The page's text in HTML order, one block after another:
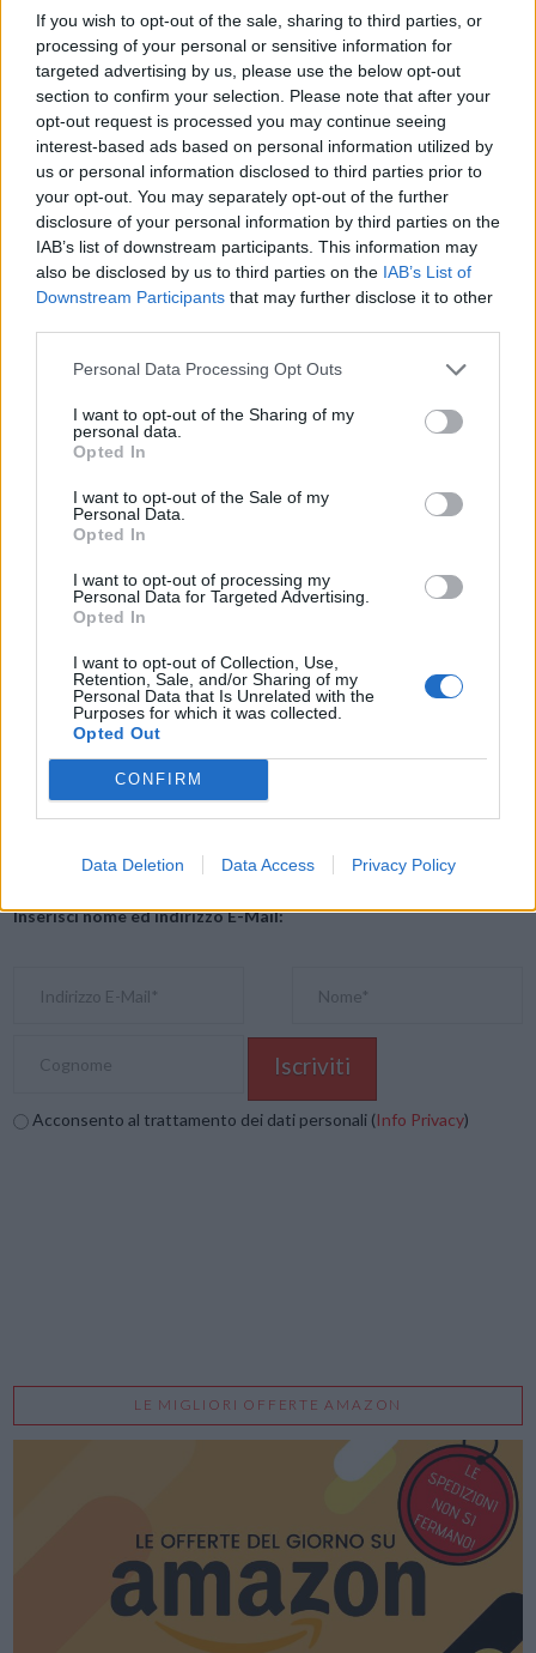
If you wish to opt-out of the sale, sharing to third parties, or
processing of your personal or sensitive information for
targeted advertising by us, please use the below opt-out
section to confirm your selection. Please note that after your
opt-out request is processed you may continue seeing
interest-based ads based on personal information utilized by
us or personal information disclosed to third parties prior to
your opt-out. You may separately opt-out of the further
disclosure of your personal information by third parties on the
IAB’s list of downstream participants. This information may
also be disclosed by us to third parties on the IAB’s List of
Downstream Participants that may further disclose it to other
Personal Data Processing Opt Outs
I want to opt-out of the Sharing of my
personal data.
Opted In
I want to opt-out of the Sale of my
Personal Data.
Opted In
I want to opt-out of processing my
Personal Data for Targeted Advertising.
Opted In
I want to opt-out of Collection, Use,
Retention, Sale, and/or Sharing of my
Personal Data that Is Unrelated with the
Purposes for which it was collected.
Opted Out
CONFIRM
Data Deletion Data Access Privacy Policy
Ministro per l’innovazione tecnologica e la digitalizzazione
sarà coordinato dall’AvvocatoGuido Scorza,esperto del
Dipartimento per la trasformazione digitale.
Ne faranno parte, a titolo gratuito, sedici esperti esterni con diverse
competenze sul mondo del digitale: i sociologi Stefano Epifani e
Giovanni Boccia Altieri; i giornalisti Luca De Biase, Sonia
Montegiove, Martina Pennisi, Anna Masera e Ilaria Sotis; lo scrittore
Massimo Mantellini; l’avvocato Carlo Blengino; i docenti universitari
Juan Carlos De Martin, Giovanni Ziccardi, Giovanna Cosenza, Sara
Bentivegna e Walter Quattrociocchi nonché i creativi Paolo
Iabichino e Rosy Russo.
gruppo di lavoro avrà una durata di tre mesi
, durante i quali
potrà invitare a partecipare soggetti pubblici o privati al fine di
acquisire informazioni e spunti. Al termine verrà stilata una relazione
conclusiva contenente i risultati dell’analisi e una o più proposte
concrete per contrastare l’odio online.
Condividi questo articolo:
E-mail LinkedIn Facebook
Mastodon
Stampa Altro
Inserisci nome ed indirizzo E-Mail:
Acconsento al trattamento dei dati personali (Info Privacy)
LE MIGLIORI OFFERTE AMAZON